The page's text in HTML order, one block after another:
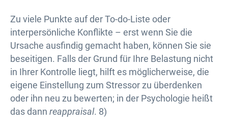
Zu viele Punkte auf der To-do-Liste oder
interpersönliche Konflikte – erst wenn Sie die
Ursache ausfindig gemacht haben, können Sie sie
beseitigen. Falls der Grund für Ihre Belastung nicht
in Ihrer Kontrolle liegt, hilft es möglicherweise, die
eigene Einstellung zum Stressor zu überdenken
oder ihn neu zu bewerten; in der Psychologie heißt
das dann reappraisal. 8)